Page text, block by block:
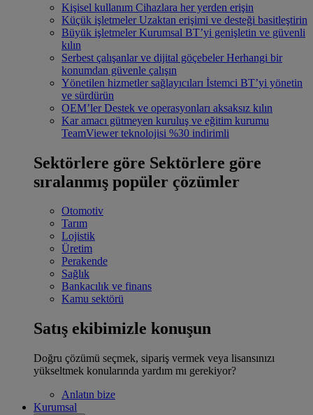
Kişisel kullanım Cihazlara her yerden erişin
Küçük işletmeler Uzaktan erişimi ve desteği basitleştirin
Büyük işletmeler Kurumsal BT’yi genişletin ve güvenli
kılın
Serbest çalışanlar ve dijital göçebeler Herhangi bir
konumdan güvenle çalışın
Yönetilen hizmetler sağlayıcıları İstemci BT’yi yönetin
ve sürdürün
OEM’ler Destek ve operasyonları aksaksız kılın
Kar amacı gütmeyen kuruluş ve eğitim kurumu
TeamViewer teknolojisi %30 indirimli
Sektörlere göre Sektörlere göre
sıralanmış popüler çözümler
Otomotiv
Tarım
Lojistik
Üretim
Perakende
Sağlık
Bankacılık ve finans
Kamu sektörü
Satış ekibimizle konuşun
Doğru çözümü seçmek, sipariş vermek veya lisansınızı
yükseltmek konularında yardım mı gerekiyor?
Anlatın bize
Kurumsal